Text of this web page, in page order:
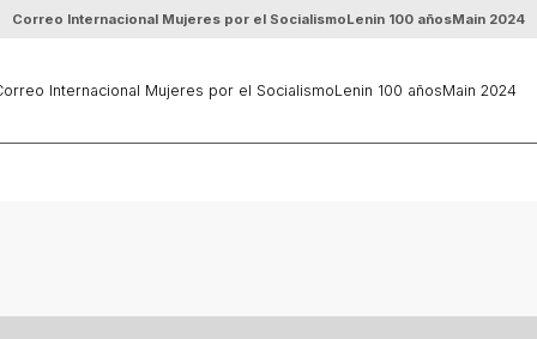
Correo Internacional Mujeres por el SocialismoLenin 100 añosMain 2024
Internacional Mujeres por el SocialismoLenin 100 añosMain 2024